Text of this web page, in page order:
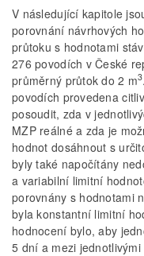
V následující kapitole
porovnání návrhových
průtoku s hodnotami
276 povodích v České
průměrný průtok do 2 m3
povodích provedena
posoudit, zda v
MZP reálné a zda je
hodnot dosáhnout s
byly také napočítány
a variabilní limitní
porovnány s hodnotami
byla konstantní limitní
hodnocení bylo, aby
5 dní a mezi